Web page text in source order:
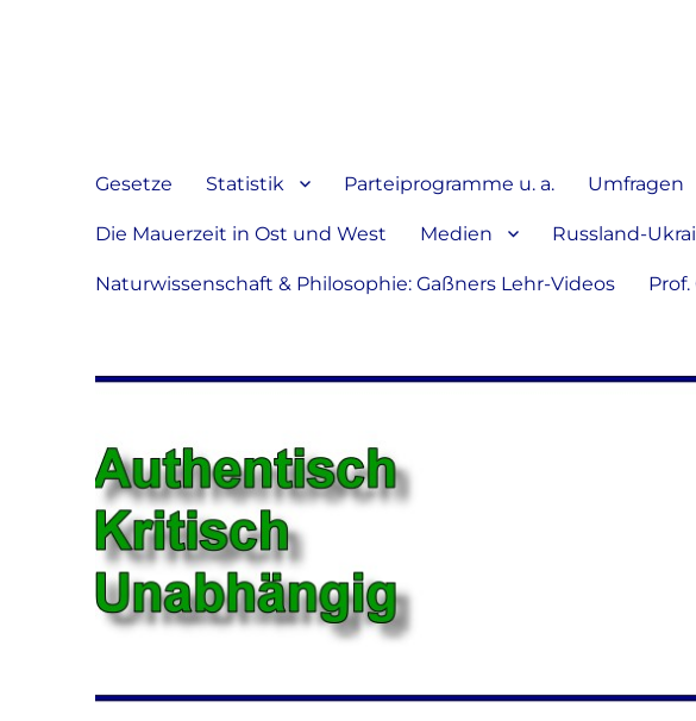
verbreiten
Gesetze Statistik Parteiprogramme u. a. Umfragen
Die Mauerzeit in Ost und West Medien Russland-
Naturwissenschaft & Philosophie: Gaßners Lehr-Videos